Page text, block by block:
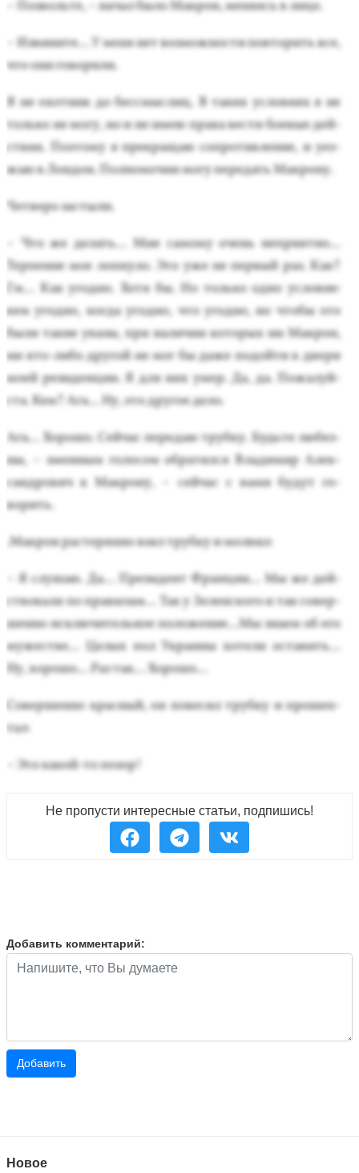
– Поз­воль­те, – на­чал бы­ло Мак­рон, ме­ня­ясь в ли­це.
– Из­ви­ните... У ме­ня нет воз­можнос­ти пов­то­рить все,
что они го­вори­ли.
Я не охот­ник до бес­смыс­лиц. В та­ких ус­ло­ви­ях я не
толь­ко не мо­гу, но и не имею пра­ва вес­ти бо­евые дей­
ствия. По­это­му я прек­ра­щаю соп­ро­тив­ле­ние, и у­ез­
жаю в Лон­дон. Пол­но­мочии мо­гу пе­редать Мак­ро­ну.
Чет­ве­ро зас­ты­ли.
– Что же де­лать... Мне са­мому очень неп­ри­ят­но...
Тер­пе­ние мое лоп­ну­ло. Это уже не пер­вый раз. Как?
Гм... Как угод­но. Хо­тя бы. Но толь­ко од­но ус­ло­вие:
кем угод­но, ког­да угод­но, что угод­но, но что­бы это
бы­ли та­кие ука­зы, при на­личии ко­торых ни Мак­рон,
ни кто-ли­бо дру­гой не мог бы да­же по­дой­ти к две­ри
мо­ей ре­зиден­ции. Я для них умер. Да, да. По­жалуй­
ста. Кем? Ага... Ну, это дру­гое де­ло.
Ага... Хо­рошо. Сей­час пе­редаю труб­ку. Будь­те лю­без­
ны, – зме­иным го­лосом об­ра­тил­ся Вла­димир Алек­
сан­дро­вич к Мак­ро­ну, – сей­час с ва­ми бу­дут го­
ворить.
.Мак­рон рас­те­рян­но взял труб­ку и мол­вил:
– Я слу­шаю. Да... Пре­зидент Фран­ции... Мы же дей­
ство­вали по пра­вилам... Так у Зе­лен­ско­го и так со­вер­
шенно ис­клю­читель­ное по­ложе­ние...Мы зна­ем об его
му­жес­тве... Це­лых пол Ук­ра­ины хо­тели ос­та­вить...
Ну, хо­рошо... Раз так... Хо­рошо...
Со­вер­шенно крас­ный, он по­весил труб­ку и про­шеп­
тал:
– Это ка­кой-то по­зор!
Не пропусти интересные статьи, подпишись!
Добавить комментарий:
Новое